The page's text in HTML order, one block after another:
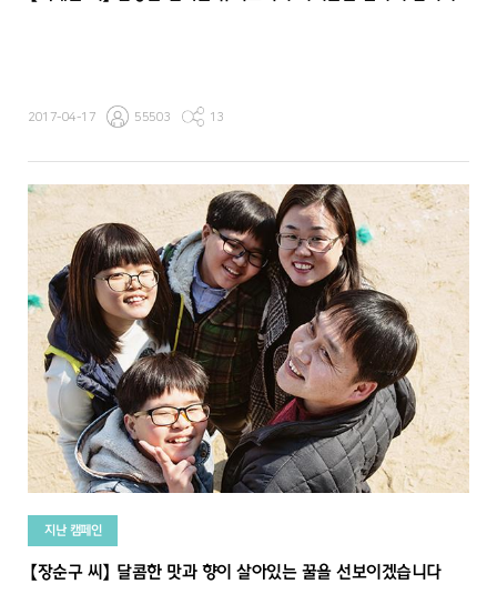
2017-04-17 55503 13
지난 캠페인
【장순구 씨】 달콤한 맛과 향이 살아있는 꿀을 선보이겠습니다